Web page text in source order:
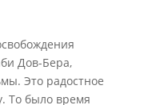
Дов-Бера,
Это радостное
То было время